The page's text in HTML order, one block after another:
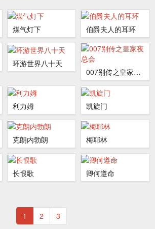
煤气灯下 伯爵夫人的耳环
环游世界八十天
007别传之皇家夜总会
利力姆 凯旋门
克朗内勃朗 梅耶林
长恨歌 卿何遵命
1 2 3